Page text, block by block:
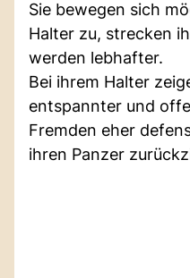
Sie bewegen sich
Halter zu, strecken
werden lebhafter.
Bei ihrem Halter
entspannter und
Fremden eher
ihren Panzer